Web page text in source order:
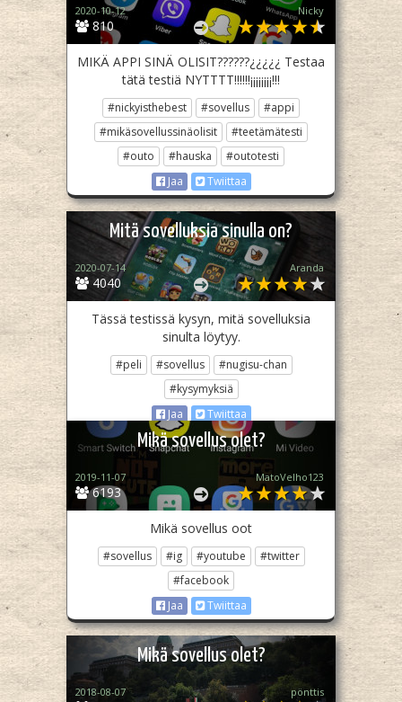
810
2020-10-12 Nicky
MIKÄ APPI SINÄ OLISIT??????¿¿¿¿¿ Testaa
tätä testiä NYTTTT!!!!!!¡¡¡¡¡¡¡¡!!!
#nickyisthebest #sovellus
#appi
#mikäsovellussinäolisit
#teetämätesti
#outo
#hauska
#outotesti
Jaa
Twiittaa
Mitä sovelluksia sinulla on?
4040
2020-07-14 Aranda
Tässä testissä kysyn, mitä sovelluksia
sinulta löytyy.
#peli #sovellus
#nugisu-chan
#kysymyksiä
Jaa
Twiittaa
Mikä sovellus olet?
6193
2019-11-07 MatoVelho123
Mikä sovellus oot
#sovellus #ig #youtube
#twitter
#facebook
Jaa
Twiittaa
Mikä sovellus olet?
2018-08-07 pönttis